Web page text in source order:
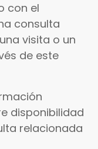
con el
consulta
visita o un
de este
disponibilidad
relacionada